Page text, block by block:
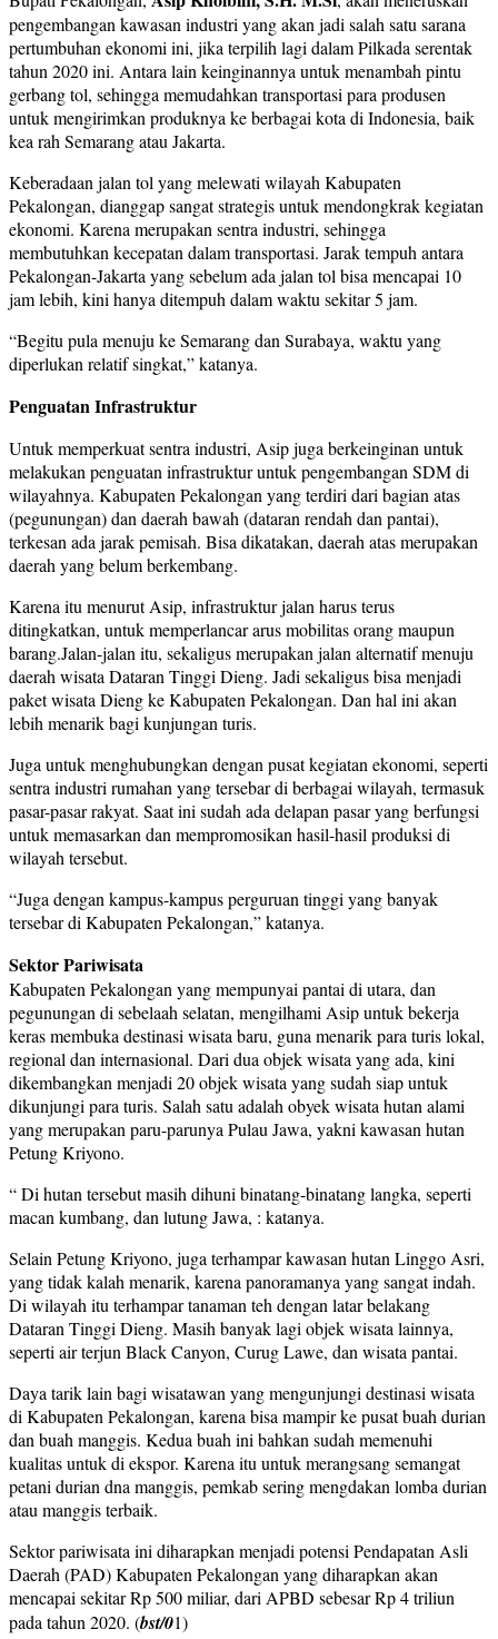
pengembangan kawasan industri yang akan jadi salah satu sarana
pertumbuhan ekonomi ini, jika terpilih lagi dalam Pilkada serentak
tahun 2020 ini. Antara lain keinginannya untuk menambah pintu
gerbang tol, sehingga memudahkan transportasi para produsen
untuk mengirimkan produknya ke berbagai kota di Indonesia, baik
kea rah Semarang atau Jakarta.
Keberadaan jalan tol yang melewati wilayah Kabupaten
Pekalongan, dianggap sangat strategis untuk mendongkrak kegiatan
ekonomi. Karena merupakan sentra industri, sehingga
membutuhkan kecepatan dalam transportasi. Jarak tempuh antara
Pekalongan-Jakarta yang sebelum ada jalan tol bisa mencapai 10
jam lebih, kini hanya ditempuh dalam waktu sekitar 5 jam.
“Begitu pula menuju ke Semarang dan Surabaya, waktu yang
diperlukan relatif singkat,” katanya.
Penguatan Infrastruktur
Untuk memperkuat sentra industri, Asip juga berkeinginan untuk
melakukan penguatan infrastruktur untuk pengembangan SDM di
wilayahnya. Kabupaten Pekalongan yang terdiri dari bagian atas
(pegunungan) dan daerah bawah (dataran rendah dan pantai),
terkesan ada jarak pemisah. Bisa dikatakan, daerah atas merupakan
daerah yang belum berkembang.
Karena itu menurut Asip, infrastruktur jalan harus terus
ditingkatkan, untuk memperlancar arus mobilitas orang maupun
barang.Jalan-jalan itu, sekaligus merupakan jalan alternatif menuju
daerah wisata Dataran Tinggi Dieng. Jadi sekaligus bisa menjadi
paket wisata Dieng ke Kabupaten Pekalongan. Dan hal ini akan
lebih menarik bagi kunjungan turis.
Juga untuk menghubungkan dengan pusat kegiatan ekonomi, seperti
sentra industri rumahan yang tersebar di berbagai wilayah, termasuk
pasar-pasar rakyat. Saat ini sudah ada delapan pasar yang berfungsi
untuk memasarkan dan mempromosikan hasil-hasil produksi di
wilayah tersebut.
“Juga dengan kampus-kampus perguruan tinggi yang banyak
tersebar di Kabupaten Pekalongan,” katanya.
Sektor Pariwisata
Kabupaten Pekalongan yang mempunyai pantai di utara, dan
pegunungan di sebelaah selatan, mengilhami Asip untuk bekerja
keras membuka destinasi wisata baru, guna menarik para turis lokal,
regional dan internasional. Dari dua objek wisata yang ada, kini
dikembangkan menjadi 20 objek wisata yang sudah siap untuk
dikunjungi para turis. Salah satu adalah obyek wisata hutan alami
yang merupakan paru-parunya Pulau Jawa, yakni kawasan hutan
Petung Kriyono.
“ Di hutan tersebut masih dihuni binatang-binatang langka, seperti
macan kumbang, dan lutung Jawa, : katanya.
Selain Petung Kriyono, juga terhampar kawasan hutan Linggo Asri,
yang tidak kalah menarik, karena panoramanya yang sangat indah.
Di wilayah itu terhampar tanaman teh dengan latar belakang
Dataran Tinggi Dieng. Masih banyak lagi objek wisata lainnya,
seperti air terjun Black Canyon, Curug Lawe, dan wisata pantai.
Daya tarik lain bagi wisatawan yang mengunjungi destinasi wisata
di Kabupaten Pekalongan, karena bisa mampir ke pusat buah durian
dan buah manggis. Kedua buah ini bahkan sudah memenuhi
kualitas untuk di ekspor. Karena itu untuk merangsang semangat
petani durian dna manggis, pemkab sering mengdakan lomba durian
atau manggis terbaik.
Sektor pariwisata ini diharapkan menjadi potensi Pendapatan Asli
Daerah (PAD) Kabupaten Pekalongan yang diharapkan akan
mencapai sekitar Rp 500 miliar, dari APBD sebesar Rp 4 triliun
pada tahun 2020. (bst/01)